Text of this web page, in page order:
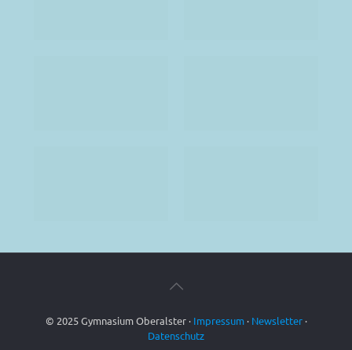
© 2025 Gymnasium Oberalster · Impressum· Newsletter·
Datenschutz